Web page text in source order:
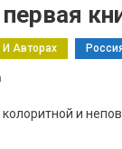
И Авторах
и